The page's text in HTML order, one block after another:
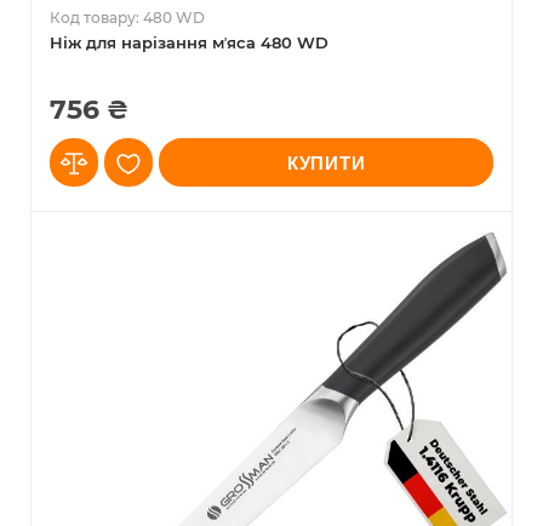
Ніж для нарізання мʼяса 480 WD
Код товару: 480 WD
756 ₴
КУПИТИ